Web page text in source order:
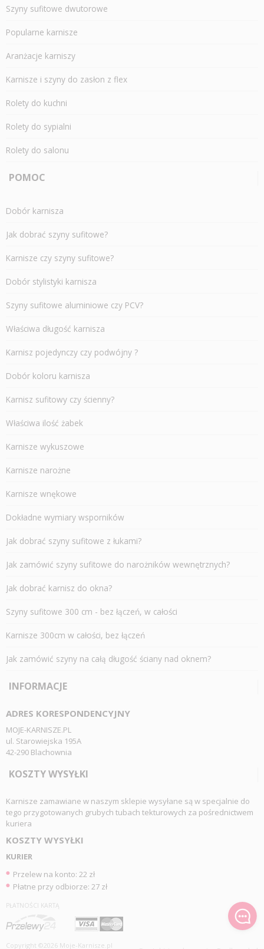
Szyny sufitowe dwutorowe
Popularne karnisze
Aranżacje karniszy
Karnisze i szyny do zasłon z flex
Rolety do kuchni
Rolety do sypialni
Rolety do salonu
POMOC
Dobór karnisza
Jak dobrać szyny sufitowe?
Karnisze czy szyny sufitowe?
Dobór stylistyki karnisza
Szyny sufitowe aluminiowe czy PCV?
Właściwa długość karnisza
Karnisz pojedynczy czy podwójny ?
Dobór koloru karnisza
Karnisz sufitowy czy ścienny?
Właściwa ilość żabek
Karnisze wykuszowe
Karnisze narożne
Karnisze wnękowe
Dokładne wymiary wsporników
Jak dobrać szyny sufitowe z łukami?
Jak zamówić szyny sufitowe do narożników wewnętrznych?
Jak dobrać karnisz do okna?
Szyny sufitowe 300 cm - bez łączeń, w całości
Karnisze 300cm w całości, bez łączeń
Jak zamówić szyny na całą długość ściany nad oknem?
INFORMACJE
ADRES KORESPONDENCYJNY
MOJE-KARNISZE.PL
ul. Starowiejska 195A
42-290 Blachownia
KOSZTY WYSYŁKI
Karnisze zamawiane w naszym sklepie wysyłane są w specjalnie do
tego przygotowanych grubych tubach tekturowych za pośrednictwem
kuriera
KOSZTY WYSYŁKI
KURIER
Przelew na konto: 22 zł
Płatne przy odbiorze: 27 zł
PŁATNOŚCI KARTĄ
Copyright ©2026 Moje-Karnisze.pl